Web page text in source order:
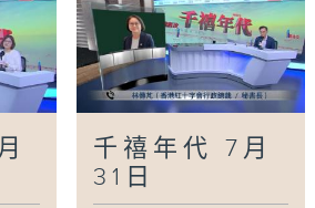
千禧年代 7月
31日